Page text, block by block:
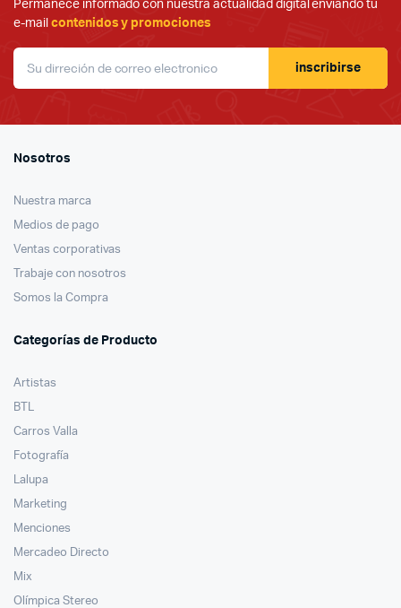
Permanece informado con nuestra actualidad digital enviando tu
e-mail contenidos y promociones
inscribirse
Nosotros
Nuestra marca
Medios de pago
Ventas corporativas
Trabaje con nosotros
Somos la Compra
Categorías de Producto
Artistas
BTL
Carros Valla
Fotografía
Lalupa
Marketing
Menciones
Mercadeo Directo
Mix
Olímpica Stereo